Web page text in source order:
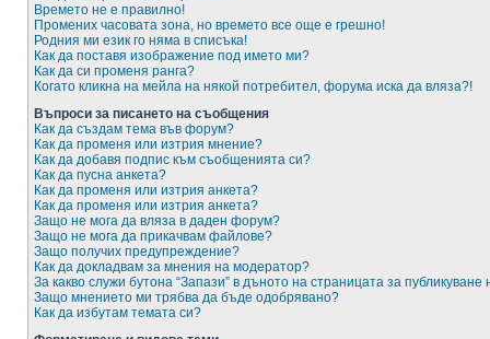
Времето не е правилно!
Промених часовата зона, но времето все още е грешно!
Родния ми език го няма в списъка!
Как да поставя изображение под името ми?
Как да си променя ранга?
Когато кликна на мейла на някой потребител, форума иска да вляза?!
Въпроси за писането на съобщения
Как да създам тема във форум?
Как да променя или изтрия мнение?
Как да добавя подпис към съобщенията си?
Как да пусна анкета?
Как да променя или изтрия анкета?
Как да променя или изтрия анкета?
Защо не мога да вляза в даден форум?
Защо не мога да прикачвам файлове?
Защо получих предупреждение?
Как да докладвам за мнения на модератор?
За какво служи бутона “Запази” в дъното на страницата за
Защо мнението ми трябва да бъде одобрявано?
Как да избутам темата си?